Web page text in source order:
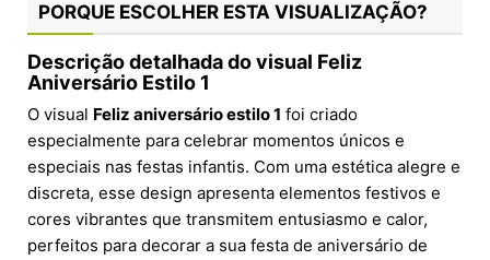
PORQUE ESCOLHER ESTA VISUALIZAÇÃO?
Descrição detalhada do visual Feliz
Aniversário Estilo 1
O visual Feliz aniversário estilo 1 foi criado
especialmente para celebrar momentos únicos e
especiais nas festas infantis. Com uma estética alegre e
discreta, esse design apresenta elementos festivos e
cores vibrantes que transmitem entusiasmo e calor,
perfeitos para decorar a sua festa de aniversário de